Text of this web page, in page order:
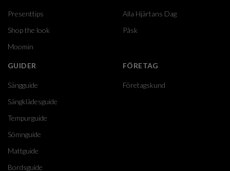
Presenttips
Shop the look
Moomin
Alla Hjärtans Dag
Påsk
GUIDER
Sängguide
Sängklädesguide
Tempurguide
Sömnguide
Mattguide
Bordsguide
FÖRETAG
Företagskund